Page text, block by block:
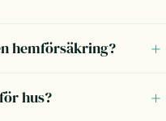
hemförsäkring?
hus?